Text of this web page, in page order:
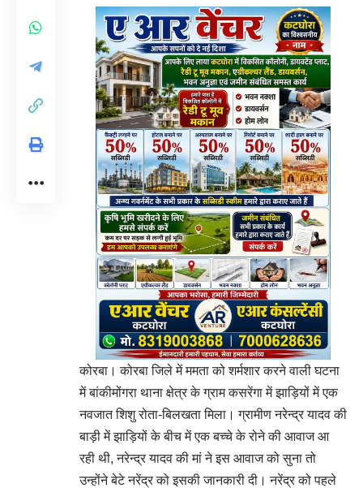
कोरबा। कोरबा जिले में ममता को शर्मशार करने वाली घटना
में बांकीमोंगरा थाना क्षेत्र के ग्राम कसरेंगा में झाड़ियों में एक
नवजात शिशु रोता-बिलखता मिला। ग्रामीण नरेन्द्र यादव की
बाड़ी में झाड़ियों के बीच में एक बच्चे के रोने की आवाज आ
रही थी, नरेन्द्र यादव की मां ने इस आवाज को सुना तो
उन्होंने बेटे नरेंद्र को इसकी जानकारी दी। नरेंद्र को पहले